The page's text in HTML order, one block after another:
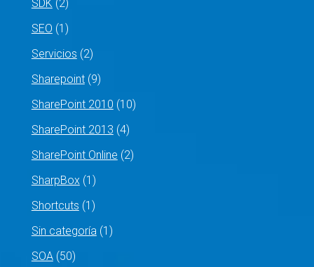
SDK (2)
SEO (1)
Servicios (2)
Sharepoint(9)
SharePoint 2010 (10)
SharePoint 2013 (4)
SharePoint Online (2)
SharpBox(1)
Shortcuts (1)
Sin categoría(1)
SOA(50)